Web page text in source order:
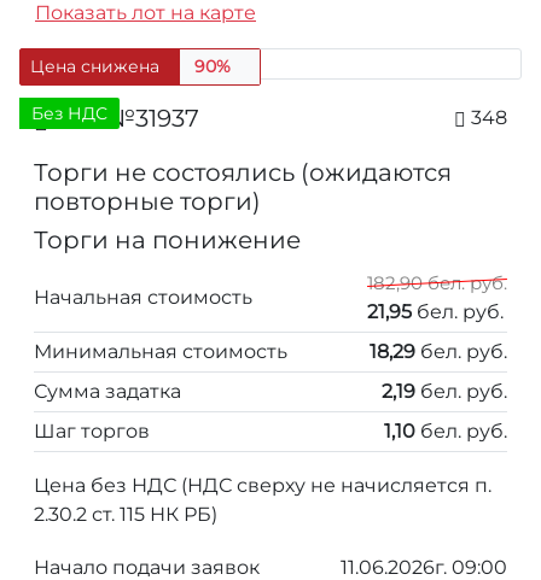
Показать лот на карте
Цена снижена 90%
Без НДС
Лот №31937 348
Торги не состоялись (ожидаются
повторные торги)
Торги на понижение
Начальная стоимость
182,90 бел. руб.
21,95 бел. руб.
Минимальная стоимость
18,29 бел. руб.
Сумма задатка
2,19 бел. руб.
Шаг торгов
1,10 бел. руб.
Цена без НДС (НДС сверху не начисляется п.
2.30.2 ст. 115 НК РБ)
Начало подачи заявок
11.06.2026г. 09:00